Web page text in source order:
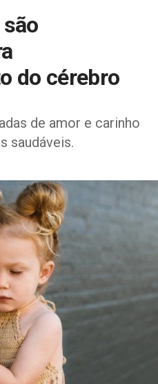
do cérebro
de amor e carinho
saudáveis.